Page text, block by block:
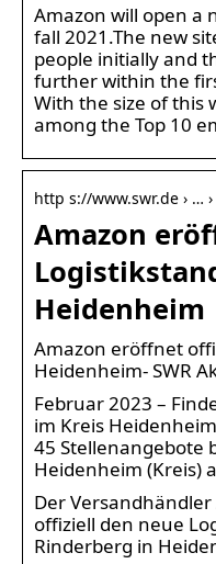
Amazon will open a
fall 2021.The new
people initially and
further within the
With the size of this
among the Top 10
http s://www.swr.de › …
Amazon
Heidenheim
Amazon eröffnet
Heidenheim- SWR
Februar 2023 –
im Kreis
45 Stellenangebote
Heidenheim (Kreis)
Der
offiziell den neue
Rinderberg in